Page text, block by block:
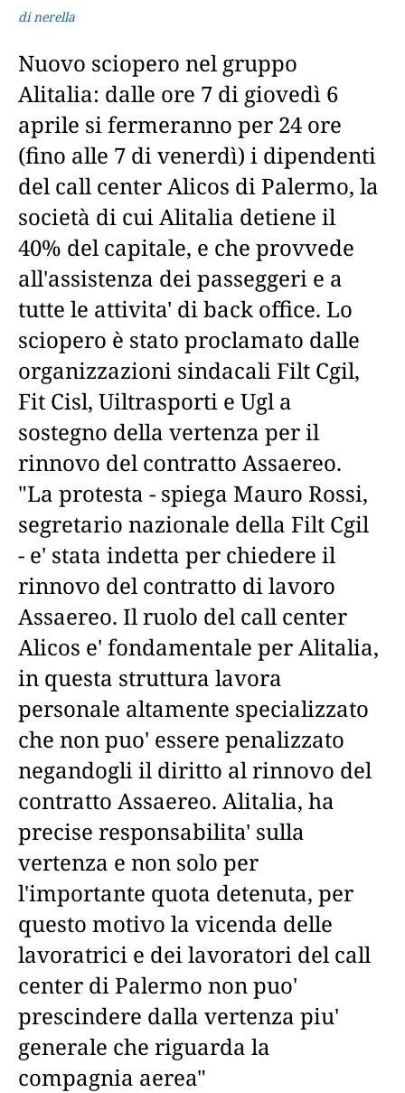
di nerella
Nuovo sciopero nel gruppo
Alitalia: dalle ore 7 di giovedì 6
aprile si fermeranno per 24 ore
(fino alle 7 di venerdì) i dipendenti
del call center Alicos di Palermo, la
società di cui Alitalia detiene il
40% del capitale, e che provvede
all'assistenza dei passeggeri e a
tutte le attivita' di back office. Lo
sciopero è stato proclamato dalle
organizzazioni sindacali Filt Cgil,
Fit Cisl, Uiltrasporti e Ugl a
sostegno della vertenza per il
rinnovo del contratto Assaereo.
"La protesta - spiega Mauro Rossi,
segretario nazionale della Filt Cgil
- e' stata indetta per chiedere il
rinnovo del contratto di lavoro
Assaereo. Il ruolo del call center
Alicos e' fondamentale per Alitalia,
in questa struttura lavora
personale altamente specializzato
che non puo' essere penalizzato
negandogli il diritto al rinnovo del
contratto Assaereo. Alitalia, ha
precise responsabilita' sulla
vertenza e non solo per
l'importante quota detenuta, per
questo motivo la vicenda delle
lavoratrici e dei lavoratori del call
center di Palermo non puo'
prescindere dalla vertenza piu'
generale che riguarda la
compagnia aerea"